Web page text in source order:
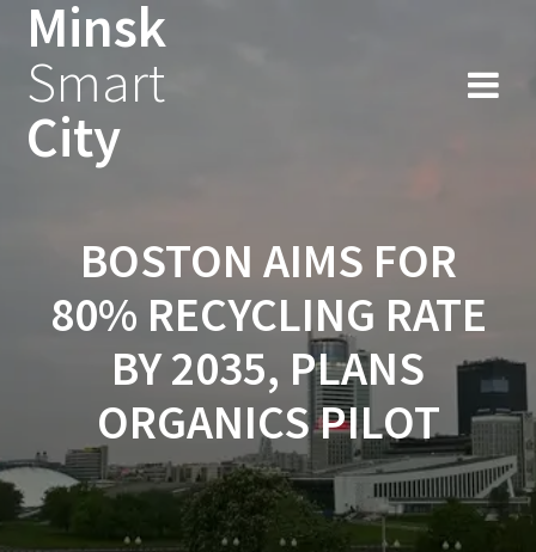
Minsk
Smart
City
BOSTON AIMS FOR
80% RECYCLING RATE
BY 2035, PLANS
ORGANICS PILOT